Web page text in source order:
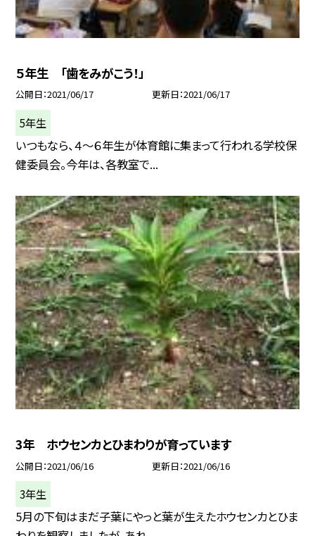
５年生 「歯をみがこう！」
公開日 2021/06/17 更新日 2021/06/17
5年生
いつもなら、４〜６年生が体育館に集まって行われる学校保
健委員会。今年は、各教室で...
3年 ホウセンカとひまわりが育っています
公開日 2021/06/16 更新日 2021/06/16
3年生
5月の下旬はまだ子葉にやっと葉が生えたホウセンカとひま